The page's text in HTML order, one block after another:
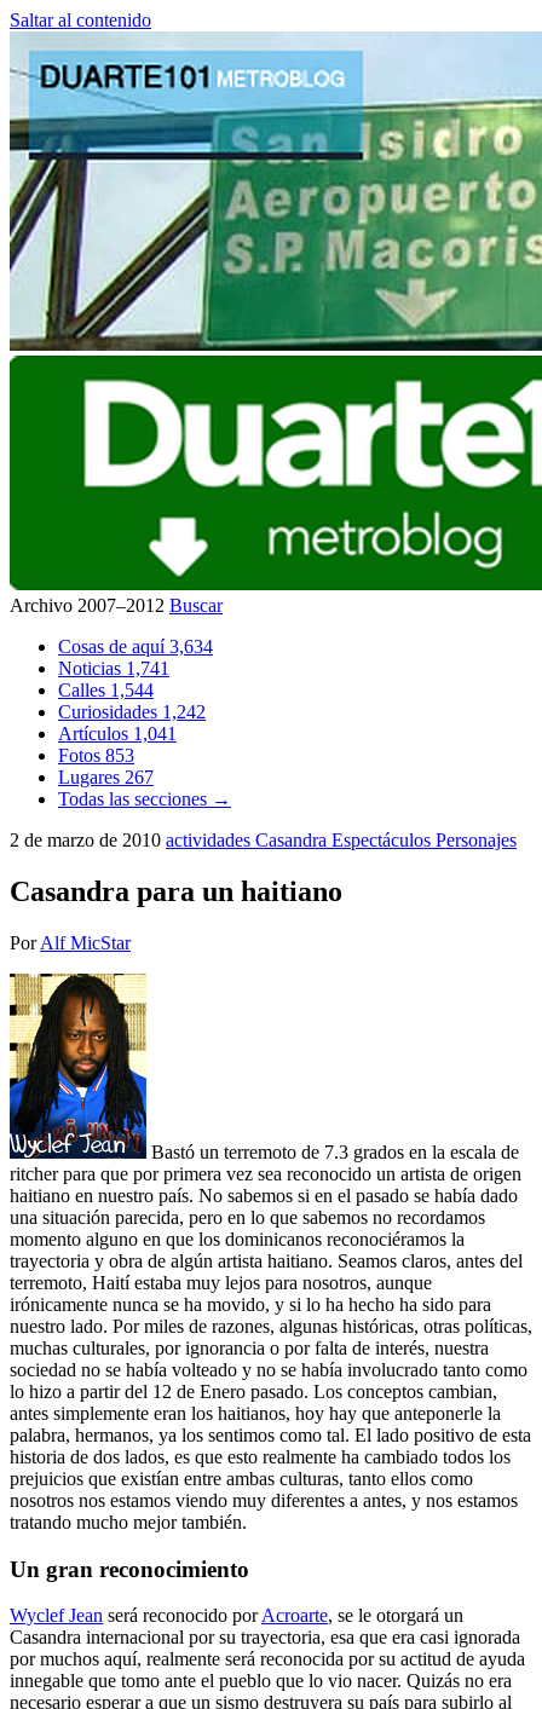
Saltar al contenido
Archivo 2007–2012 Buscar
Cosas de aquí3,634
Noticias 1,741
Calles 1,544
Curiosidades 1,242
Artículos 1,041
Fotos 853
Lugares 267
Todas las secciones →
2 de marzo de 2010 actividades Casandra Espectáculos Personajes
Casandra para un haitiano
PorAlf MicStar
Bastó un terremoto de 7.3 grados en la escala de
ritcher para que por primera vez sea reconocido un artista de origen
haitiano en nuestro país. No sabemos si en el pasado se había dado
una situación parecida, pero en lo que sabemos no recordamos
momento alguno en que los dominicanos reconociéramos la
trayectoria y obra de algún artista haitiano. Seamos claros, antes del
terremoto, Haití estaba muy lejos para nosotros, aunque
irónicamente nunca se ha movido, y si lo ha hecho ha sido para
nuestro lado. Por miles de razones, algunas históricas, otras políticas,
muchas culturales, por ignorancia o por falta de interés, nuestra
sociedad no se había volteado y no se había involucrado tanto como
lo hizo a partir del 12 de Enero pasado. Los conceptos cambian,
antes simplemente eran los haitianos, hoy hay que anteponerle la
palabra, hermanos, ya los sentimos como tal. El lado positivo de esta
historia de dos lados, es que esto realmente ha cambiado todos los
prejuicios que existían entre ambas culturas, tanto ellos como
nosotros nos estamos viendo muy diferentes a antes, y nos estamos
tratando mucho mejor también.
Un gran reconocimiento
Wyclef Jean será reconocido porAcroarte, se le otorgará un
Casandra internacional por su trayectoria, esa que era casi ignorada
por muchos aquí, realmente será reconocida por su actitud de ayuda
innegable que tomo ante el pueblo que lo vio nacer. Quizás no era
necesario esperar a que un sismo destruyera su país para subirlo al